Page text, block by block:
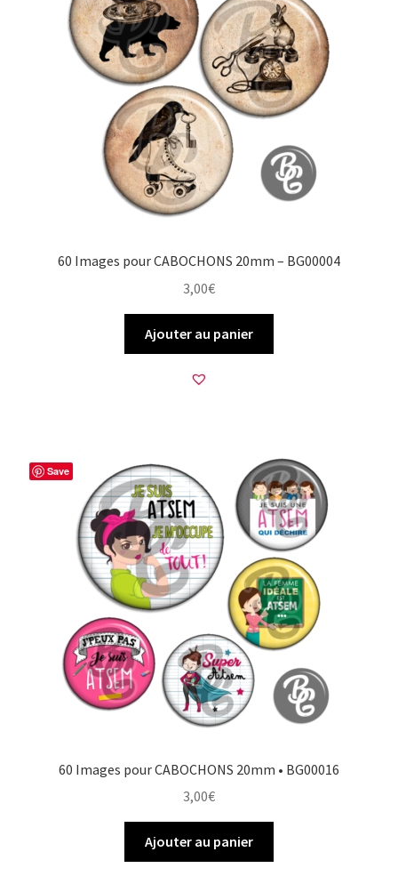
60 Images pour CABOCHONS 20mm – BG00004
3,00€
Ajouter au panier
Save
60 Images pour CABOCHONS 20mm • BG00016
3,00€
Ajouter au panier